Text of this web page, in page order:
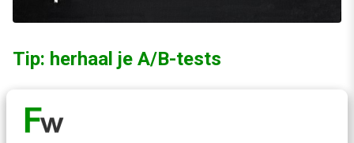
Tip: herhaal je A/B-tests
Ook als de CTR daalt, zal de techniek nog een
tijd beter presteren dan wanneer je ‘m niet